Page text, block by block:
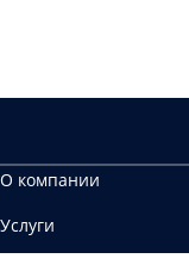
О компании
Услуги